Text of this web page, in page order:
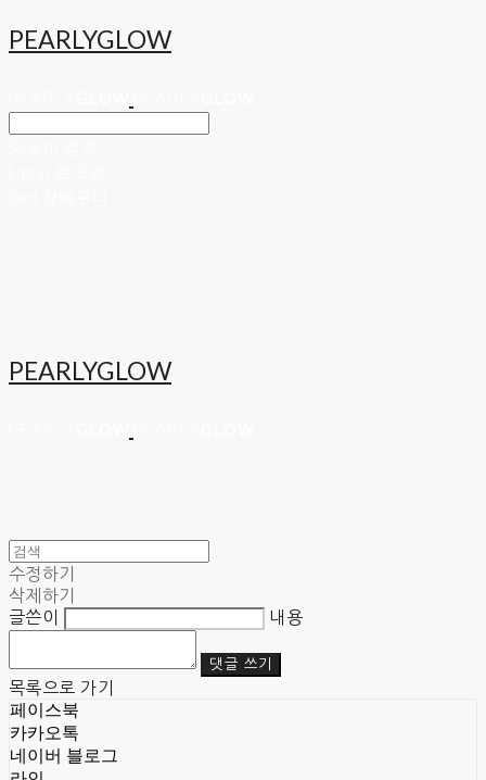
PEARLYGLOW
PEARLYGLOW
수정하기
삭제하기
글쓴이
내용
댓글 쓰기
목록으로 가기
페이스북
카카오톡
네이버 블로그